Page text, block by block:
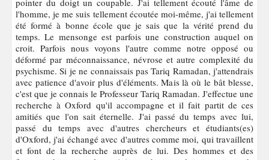
pointer du doigt un coupable. J'ai tellement écouté l'âme de
l'homme, je me suis tellement écoutée moi-même, j'ai tellement
été formé à bonne école que je sais que la vérité prend du
temps. Le mensonge est parfois une construction auquel on
croit. Parfois nous voyons l'autre comme notre opposé ou
déformé par méconnaissance, névrose et autre complexité du
psychisme. Si je ne connaissais pas Tariq Ramadan, j'attendrais
avec patience d'avoir plus d'éléments. Mais là où le bât blesse,
c'est que je connais le Professeur Tariq Ramadan. J'effectue une
recherche à Oxford qu'il accompagne et il fait partit de ces
amitiés que l'on sait éternelle. J'ai passé du temps avec lui,
passé du temps avec d'autres chercheurs et étudiants(es)
d'Oxford, j'ai échangé avec d'autres comme moi, qui travaillent
et font de la recherche auprès de lui. Des hommes et des